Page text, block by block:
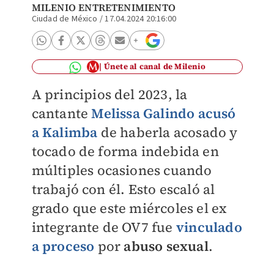
MILENIO ENTRETENIMIENTO
Ciudad de México /17.04.2024 20:16:00
Únete al canal de Milenio
A principios del 2023, la
cantanteMelissa Galindo acusó
a Kalimba de haberla acosado y
tocado de forma indebida en
múltiples ocasiones cuando
trabajó con él. Esto escaló al
grado que este miércoles el ex
integrante de OV7 fue vinculado
a proceso por abuso sexual.